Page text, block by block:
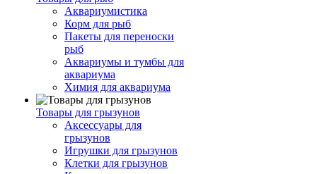
Аквариумистика
Корм для рыб
Пакеты для переноски
рыб
Аквариумы и тумбы для
аквариума
Химия для аквариума
Товары для грызунов
Аксессуары для
грызунов
Игрушки для грызунов
Клетки для грызунов